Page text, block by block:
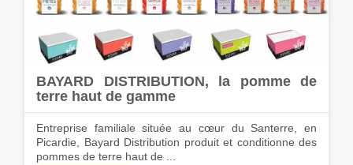
BAYARD DISTRIBUTION, la pomme de
terre haut de gamme
Entreprise familiale située au cœur du Santerre, en
Picardie, Bayard Distribution produit et conditionne des
pommes de terre haut de ...